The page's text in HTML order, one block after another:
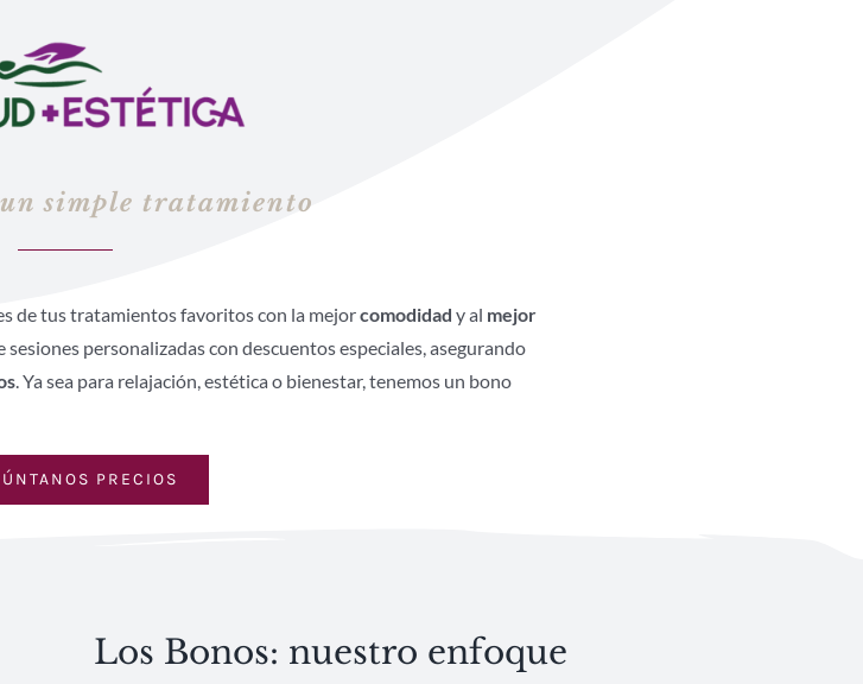
simple tratamiento
de tus tratamientos favoritos con la mejorcomodidad y al mejor
personalizadas con descuentos especiales, asegurando
. Ya sea para relajación, estética o bienestar, tenemos un bono
PRECIOS
Los Bonos: nuestro enfoque